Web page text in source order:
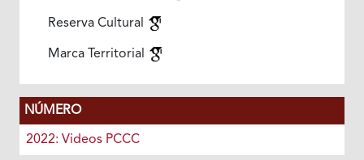
Reserva Cultural
Marca Territorial
NÚMERO
2022: Videos PCCC